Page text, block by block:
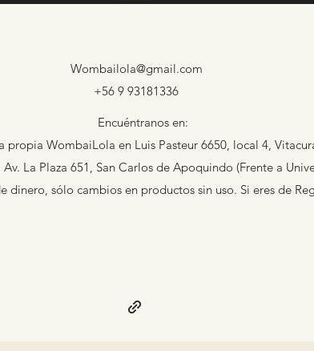
Wombailola@gmail.com
+56 9 93181336
Encuéntranos en:
propia WombaiLola en Luis Pasteur 6650, local 4,
La Plaza 651, San Carlos de Apoquindo (Frente a
sólo cambios en productos sin uso. Si eres de